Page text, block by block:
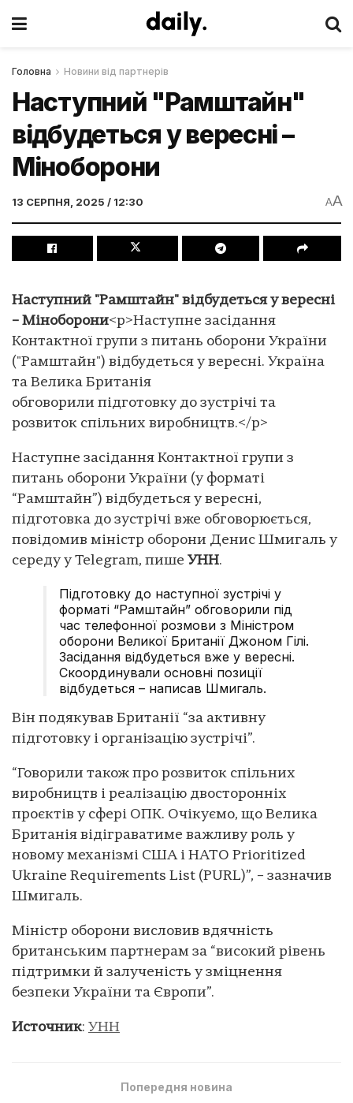
Головна Новини від партнерів
Наступний "Рамштайн"
відбудеться у вересні –
Міноборони
13 СЕРПНЯ, 2025 / 12:30 AA
Наступний "Рамштайн" відбудеться у вересні
– Міноборони<p>Наступне засідання
Контактної групи з питань оборони України
("Рамштайн") відбудеться у вересні. Україна
та Велика Британія
обговорили підготовку до зустрічі та
розвиток спільних виробництв.</p>
Наступне засідання Контактної групи з
питань оборони України (у форматі
“Рамштайн”) відбудеться у вересні,
підготовка до зустрічі вже обговорюється,
повідомив міністр оборони Денис Шмигаль у
середу у Telegram, пише УНН.
Підготовку до наступної зустрічі у
форматі “Рамштайн” обговорили під
час телефонної розмови з Міністром
оборони Великої Британії Джоном Гілі.
Засідання відбудеться вже у вересні.
Скоординували основні позиції
відбудеться – написав Шмигаль.
Він подякував Британії “за активну
підготовку і організацію зустрічі”.
“Говорили також про розвиток спільних
виробництв і реалізацію двосторонніх
проєктів у сфері ОПК. Очікуємо, що Велика
Британія відіграватиме важливу роль у
новому механізмі США і НАТО Prioritized
Ukraine Requirements List (PURL)”, – зазначив
Шмигаль.
Міністр оборони висловив вдячність
британським партнерам за “високий рівень
підтримки й залученість у зміцнення
безпеки України та Європи”.
Источник: УНН
Попередня новина